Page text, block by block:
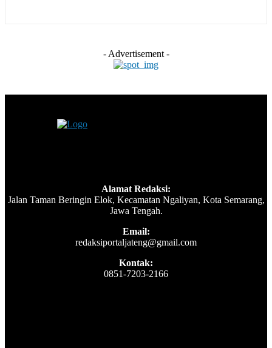
- Advertisement -
Alamat Redaksi:
Jalan Taman Beringin Elok, Kecamatan Ngaliyan, Kota Semarang,
Jawa Tengah.
Email:
redaksiportaljateng@gmail.com
Kontak:
0851-7203-2166